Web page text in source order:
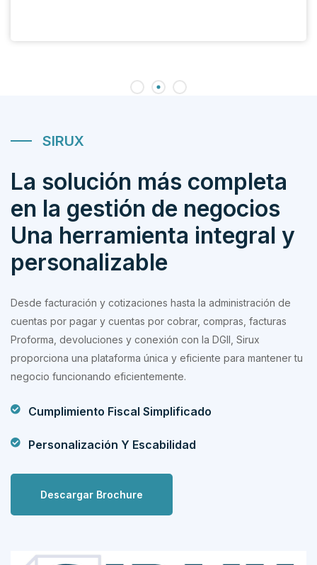
SIRUX
La solución más completa
en la gestión de negocios
Una herramienta integral y
personalizable
Desde facturación y cotizaciones hasta la administración de
cuentas por pagar y cuentas por cobrar, compras, facturas
Proforma, devoluciones y conexión con la DGII, Sirux
proporciona una plataforma única y eficiente para mantener tu
negocio funcionando eficientemente.
Cumplimiento Fiscal Simplificado
Personalización Y Escabilidad
Descargar Brochure